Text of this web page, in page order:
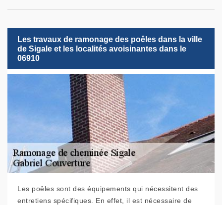
Les travaux de ramonage des poêles dans la ville
de Sigale et les localités avoisinantes dans le
06910
Les poêles sont des équipements qui nécessitent des
entretiens spécifiques. En effet, il est nécessaire de